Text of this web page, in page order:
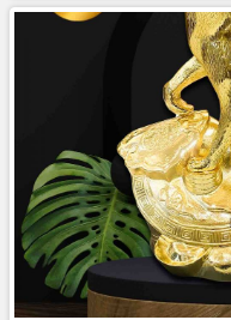
đựng ý nghĩa phong thủy
tạo điểm nhấn đẳng cấp